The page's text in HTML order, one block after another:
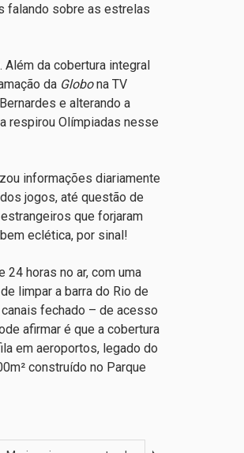
falando sobre as estrelas
da cobertura integral
da Globona TV
e alterando a
respirou Olímpiadas nesse
informações diariamente
jogos, até questão de
que forjaram
eclética, por sinal!
horas no ar, com uma
limpar a barra do Rio de
fechado – de acesso
afirmar é que a cobertura
em aeroportos, legado do
construído no Parque